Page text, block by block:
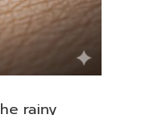
rainy